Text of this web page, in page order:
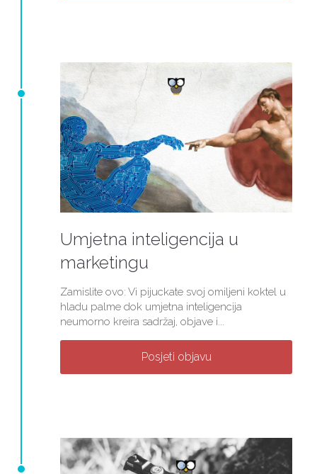
Umjetna inteligencija u
marketingu
Zamislite ovo: Vi pijuckate svoj omiljeni koktel u
hladu palme dok umjetna inteligencija
neumorno kreira sadržaj, objave i...
Posjeti objavu